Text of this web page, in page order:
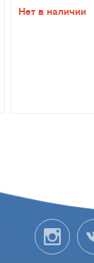
Нет в наличии